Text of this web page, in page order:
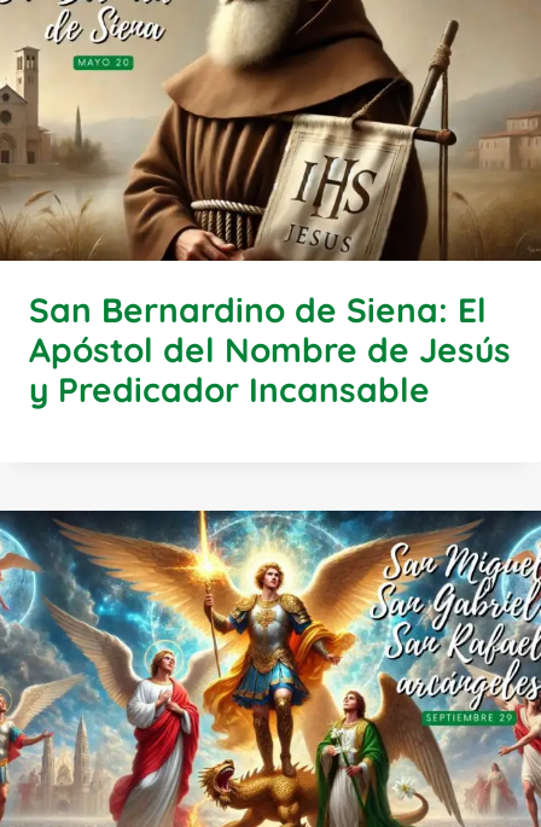
San Bernardino de Siena: El
Apóstol del Nombre de Jesús
y Predicador Incansable